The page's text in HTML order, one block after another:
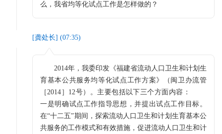
么，我省均等化试点工作是怎样做的？
[龚处长] (07:35)
2014年，我委印发《福建省流动人口卫生和计划生
育基本公共服务均等化试点工作方案》（闽卫办流管
［2014］12号）。主要包括以下三个方面内容：
一是明确试点工作指导思想，并提出试点工作目标。
在“十二五”期间，探索流动人口卫生和计划生育基本公
共服务的工作模式和有效措施，促进流动人口卫生和计